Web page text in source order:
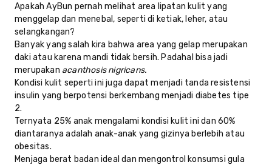
Apakah AyBun pernah melihat area lipatan kulit yang
menggelap dan menebal, seperti di ketiak, leher, atau
selangkangan?
Banyak yang salah kira bahwa area yang gelap merupakan
daki atau karena mandi tidak bersih. Padahal bisa jadi
merupakan acanthosis nigricans.
Kondisi kulit seperti ini juga dapat menjadi tanda resistensi
insulin yang berpotensi berkembang menjadi diabetes tipe
2.
Ternyata 25% anak mengalami kondisi kulit ini dan 60%
diantaranya adalah anak-anak yang gizinya berlebih atau
obesitas.
Menjaga berat badan ideal dan mengontrol konsumsi gula